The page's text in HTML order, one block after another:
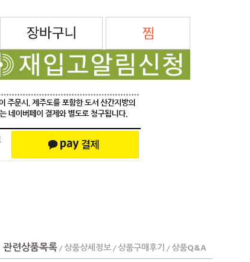
관련상품목록/ 상품상세정보/ 상품구매후기 / 상품Q&A